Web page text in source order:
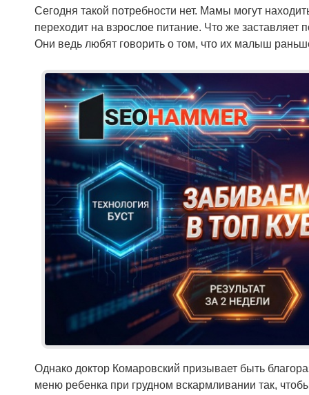
Сегодня такой потребности нет. Мамы могут
переходит на взрослое питание. Что же
Они ведь любят говорить о том, что их малыш
Однако доктор Комаровский призывает быть
меню ребенка при грудном вскармливании так,